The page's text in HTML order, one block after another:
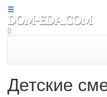
Детские